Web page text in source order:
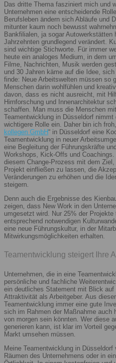
Das dritte Thema fasziniert mich und
Unternehmen eine entscheidende
Berufsleben ändern sich Abläufe und
mitunter kaum noch bewusst
Bankfilialen, ja sogar
Jahrzehnten grundlegend verändert.
sind wichtige Stichworte. Für immer
heute ein analoges Medium, in dem
Filme, Nachrichten, Musik werden
und 30 Jahren käme auf die Idee,
finde: Neue Arbeitswelten müssen so
Menschen darin wohlfühlen und
davon, dass es nicht ausreicht, mit
Hirnforschung und Innenarchitektur
schaffen. Man muss die Menschen
Teamentwicklung in Düsseldorf
wichtigere Rolle ein. Daher bin ich
kollegen GmbH“ in Düsseldorf eine
Teamentwicklung in neuer
eine Begleitung der Führungskräfte
Workshops, Kick-Offs und
diesem Change-Prozess mit dem
Projekt einfließen zu lassen, die
Veränderungen zu erhöhen und die
steigern.
Denn auch die Ergebnisse des
zeigen, dass New Work in den
umgesetzt wird. Nur 25% der
entsprechend notwendigen
eine neue Führungskultur, in der
Mitwirkungsmöglichkeiten erhalten.
Teamentwicklung steigert Ihre
Unternehmen, die in eine
persönliche und fachliche
ein deutliches Statement mit Blick
Attraktivität als Arbeitgeber. Aus
Teamentwicklung immer eine gute
sich im Rahmen der Maßnahme auch
von morgen sein könnten. Wer diese
generieren kann, ist klar im Vorteil
Markt umsehen müssen.
Meine Teamentwicklung in
Räumen des Unternehmens oder in